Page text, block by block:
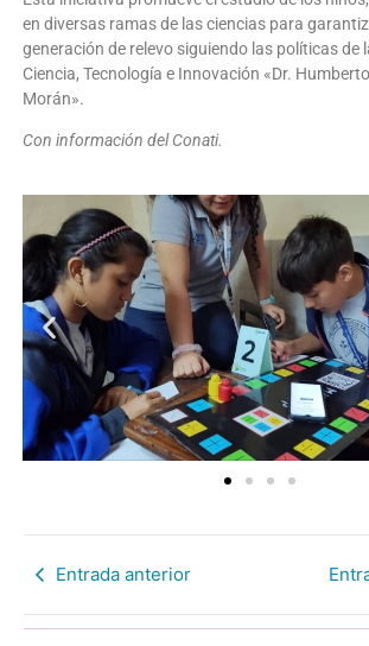
en diversas ramas de las ciencias para
generación de relevo siguiendo las políticas de
Ciencia, Tecnología e Innovación «Dr.
Morán».
Con información del Conati.
Entrada anterior